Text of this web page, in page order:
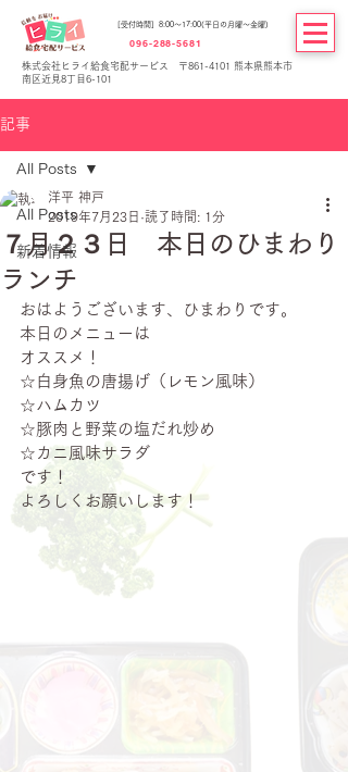
[受付時間] 8:00～17:00(平日の月曜～金曜)
096-288-5681
株式会社ヒライ給食宅配サービス 〒861-4101 熊本県熊本市
南区近見8丁目6-101
記事
All Posts
新着情報
All Posts
７月２３日 本日のひまわり
ランチ
洋平 神戸
2019年7月23日 読了時間: 1分
おはようございます、ひまわりです。
本日のメニューは
オススメ！
☆白身魚の唐揚げ（レモン風味）
☆ハムカツ
☆豚肉と野菜の塩だれ炒め
☆カニ風味サラダ
です！
よろしくお願いします！